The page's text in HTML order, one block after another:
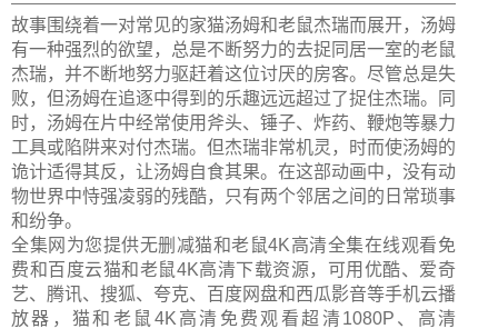
故事围绕着一对常见的家猫汤姆和老鼠杰瑞而展开，汤姆
有一种强烈的欲望，总是不断努力的去捉同居一室的老鼠
杰瑞，并不断地努力驱赶着这位讨厌的房客。尽管总是失
败，但汤姆在追逐中得到的乐趣远远超过了捉住杰瑞。同
时，汤姆在片中经常使用斧头、锤子、炸药、鞭炮等暴力
工具或陷阱来对付杰瑞。但杰瑞非常机灵，时而使汤姆的
诡计适得其反，让汤姆自食其果。在这部动画中，没有动
物世界中恃强凌弱的残酷，只有两个邻居之间的日常琐事
和纷争。
全集网为您提供无删减猫和老鼠4K高清全集在线观看免
费和百度云猫和老鼠4K高清下载资源，可用优酷、爱奇
艺、腾讯、搜狐、夸克、百度网盘和西瓜影音等手机云播
放器，猫和老鼠4K高清免费观看超清1080P、高清